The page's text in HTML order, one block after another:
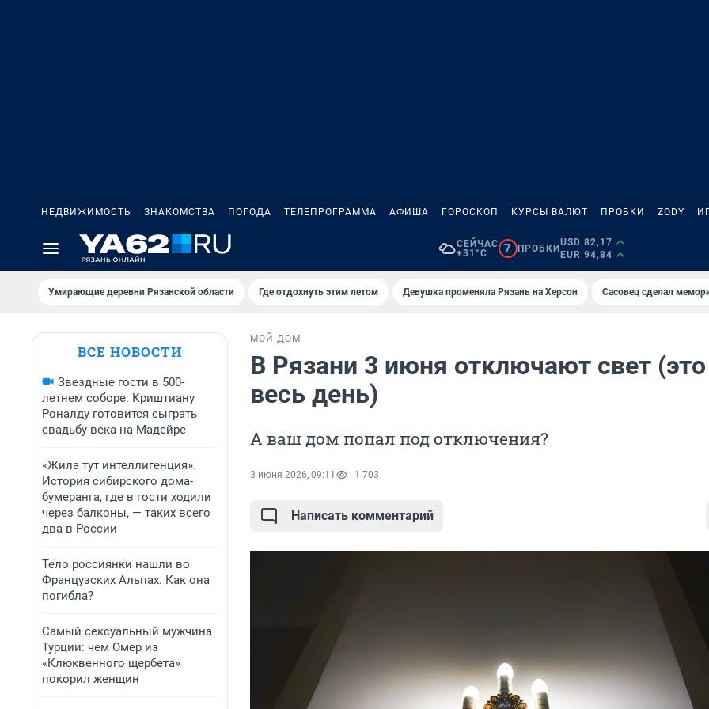
НЕДВИЖИМОСТЬ ЗНАКОМСТВА ПОГОДА ТЕЛЕПРОГРАММА АФИША ГОРОСКОП КУРСЫ ВАЛЮТ ПРОБКИ ZODY
СЕЙЧАС
+31°C
7 ПРОБКИ
USD 82,17
EUR 94,84
Умирающие деревни Рязанской области Где отдохнуть этим летом Девушка променяла Рязань на Херсон Сасовец сделал
ВСЕ НОВОСТИ
Звездные гости в 500-
летнем соборе: Криштиану
Роналду готовится сыграть
свадьбу века на Мадейре
«Жила тут интеллигенция».
История сибирского дома-
бумеранга, где в гости ходили
через балконы, — таких всего
два в России
Тело россиянки нашли во
Французских Альпах. Как она
погибла?
Самый сексуальный мужчина
Турции: чем Омер из
«Клюквенного щербета»
покорил женщин
МОЙ ДОМ
В Рязани 3 июня отключают свет
весь день)
А ваш дом попал под отключения?
3 июня 2026, 09:11 1 703
Написать комментарий